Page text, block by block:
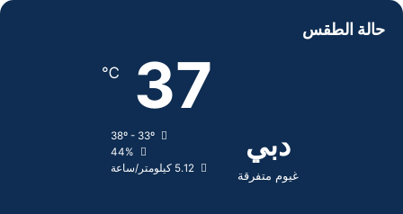
د
ن
ا
حالة الطقس
دبي
غيوم متفرقة
37
℃
38º - 33º
44%
5.12 كيلومتر/ساعة